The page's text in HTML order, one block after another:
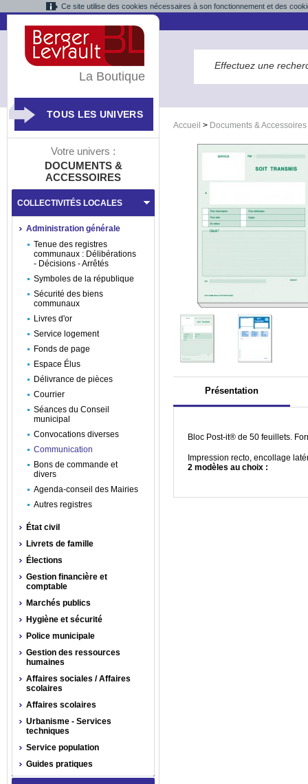
Ce site utilise des cookies nécessaires à son fonctionnement et des
Accueil > Documents & Accessoires
Présentation
Bloc Post-it® de 50 feuillets.
Impression recto, encollage
2 modèles au choix :
La Boutique
TOUS LES UNIVERS
Votre univers :
DOCUMENTS &
ACCESSOIRES
COLLECTIVITÉS LOCALES
Administration générale
Tenue des registres
communaux : Délibérations
- Décisions - Arrêtés
Symboles de la république
Sécurité des biens
communaux
Livres d'or
Service logement
Fonds de page
Espace Élus
Délivrance de pièces
Courrier
Séances du Conseil
municipal
Convocations diverses
Communication
Bons de commande et
divers
Agenda-conseil des Mairies
Autres registres
État civil
Livrets de famille
Élections
Gestion financière et
comptable
Marchés publics
Hygiène et sécurité
Police municipale
Gestion des ressources
humaines
Affaires sociales / Affaires
scolaires
Affaires scolaires
Urbanisme - Services
techniques
Service population
Guides pratiques